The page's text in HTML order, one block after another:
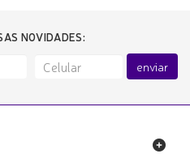
NOVIDADES:
enviar